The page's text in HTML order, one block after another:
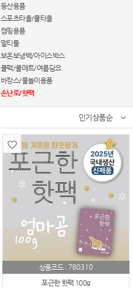
등산용품
스포츠타올/쿨타올
캠핑용품
멀티툴
보온보냉백/아이스박스
쿨팩/쿨매트/여름담요
바캉스/물놀이용품
손난로/핫팩
인기상품순
상품코드 : 780310
포근한 핫팩 100g